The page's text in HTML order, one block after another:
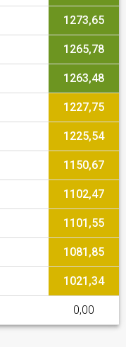
1273,65
1265,78
1263,48
1227,75
1225,54
1150,67
1102,47
1101,55
1081,85
1021,34
0,00